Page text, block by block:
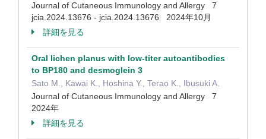
Journal of Cutaneous Immunology and Allergy 7
jcia.2024.13676 - jcia.2024.13676 2024年10月
詳細を見る
Oral lichen planus with low-titer autoantibodies
to BP180 and desmoglein 3
Sato M., Kawai K., Hoshina Y., Terao K., Ibusuki A.
Journal of Cutaneous Immunology and Allergy 7
2024年
詳細を見る